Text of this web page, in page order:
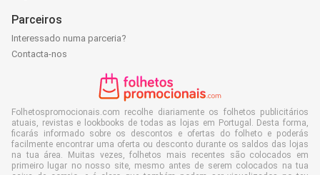
Parceiros
Interessado numa parceria?
Contacta-nos
Folhetospromocionais.com recolhe diariamente os folhetos publicitários
atuais, revistas e lookbooks de todas as lojas em Portugal. Desta forma,
ficarás informado sobre os descontos e ofertas do folheto e poderás
facilmente encontrar uma oferta ou desconto durante os saldos das lojas
na tua área. Muitas vezes, folhetos mais recentes são colocados em
primeiro lugar no nosso site, mesmo antes de serem colocados na tua